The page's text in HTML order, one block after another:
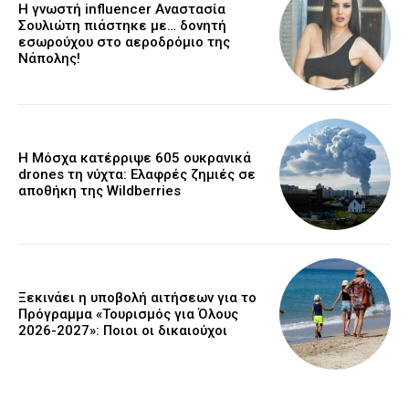
Η γνωστή influencer Αναστασία
Σουλιώτη πιάστηκε με… δονητή
εσωρούχου στο αεροδρόμιο της
Νάπολης!
Η Μόσχα κατέρριψε 605 ουκρανικά
drones τη νύχτα: Ελαφρές ζημιές σε
αποθήκη της Wildberries
Ξεκινάει η υποβολή αιτήσεων για το
Πρόγραμμα «Τουρισμός για Όλους
2026-2027»: Ποιοι οι δικαιούχοι